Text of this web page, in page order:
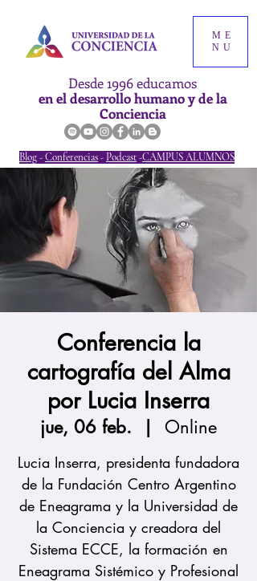
Desde 1996 educamos
en el desarrollo humano y de la
Conciencia
ME
NU
Blog-Conferencias-Podcast-CAMPUS ALUMNOS
Conferencia la
cartografía del Alma
por Lucia Inserra
jue, 06 feb. Online
Lucia Inserra, presidenta fundadora
de la Fundación Centro Argentino
de Eneagrama y la Universidad de
la Conciencia y creadora del
Sistema ECCE, la formación en
Eneagrama Sistémico y Profesional